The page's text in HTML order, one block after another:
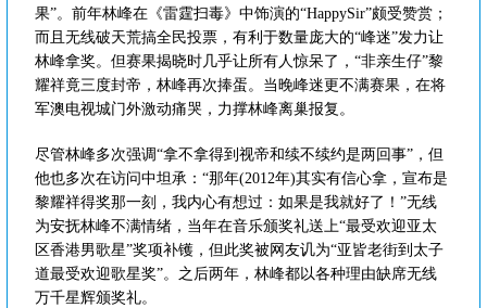
果”。前年林峰在《雷霆扫毒》中饰演的“HappySir”颇受赞赏；
而且无线破天荒搞全民投票，有利于数量庞大的“峰迷”发力让
林峰拿奖。但赛果揭晓时几乎让所有人惊呆了，“非亲生仔”黎
耀祥竟三度封帝，林峰再次捧蛋。当晚峰迷更不满赛果，在将
军澳电视城门外激动痛哭，力撑林峰离巢报复。
尽管林峰多次强调“拿不拿得到视帝和续不续约是两回事”，但
他也多次在访问中坦承：“那年(2012年)其实有信心拿，宣布是
黎耀祥得奖那一刻，我内心有想过：如果是我就好了！”无线
为安抚林峰不满情绪，当年在音乐颁奖礼送上“最受欢迎亚太
区香港男歌星”奖项补镬，但此奖被网友讥为“亚皆老街到太子
道最受欢迎歌星奖”。之后两年，林峰都以各种理由缺席无线
万千星辉颁奖礼。